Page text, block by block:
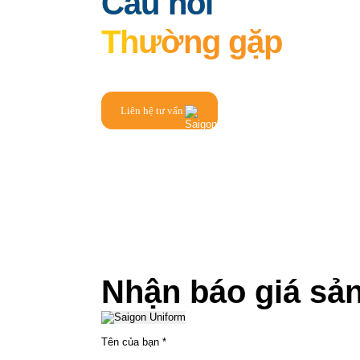
Thường gặp
Liên hệ tư vấn
Nhận báo giá
Tên của bạn *